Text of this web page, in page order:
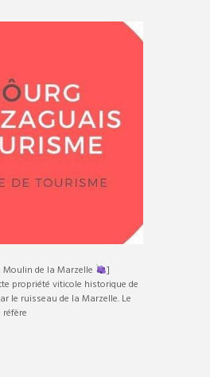
de la Marzelle
]
propriété viticole historique de
le ruisseau de la Marzelle. Le